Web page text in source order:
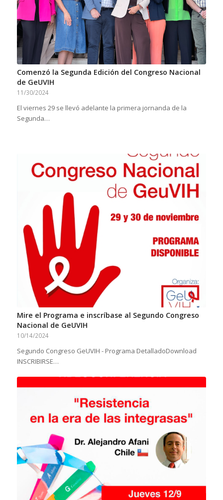
Comenzó la Segunda Edición del Congreso Nacional
de GeUVIH
11/30/2024
El viernes 29 se llevó adelante la primera jornanda de la
Segunda…
Mire el Programa e inscríbase al Segundo Congreso
Nacional de GeUVIH
10/14/2024
Segundo Congreso GeUVIH - Programa DetalladoDownload
INSCRIBIRSE…